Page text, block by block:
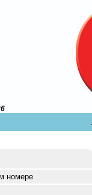
номере